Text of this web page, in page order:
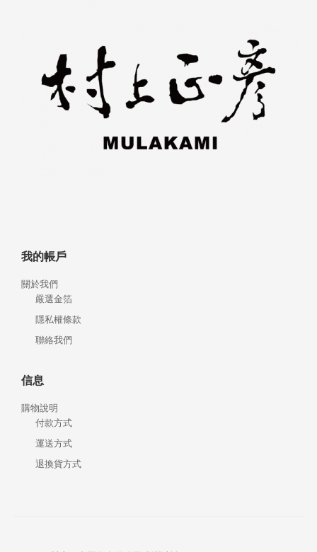
我的帳戶
關於我們
嚴選金箔
隱私權條款
聯絡我們
信息
購物說明
付款方式
運送方式
退換貨方式